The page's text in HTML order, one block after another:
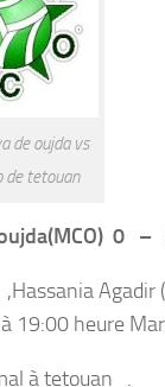
de oujda vs
de tetouan
0 –
19:00 heure
à tetouan .